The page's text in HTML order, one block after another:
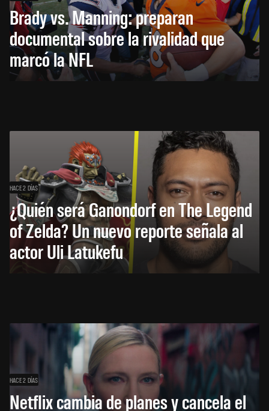
Brady vs. Manning: preparan
documental sobre la rivalidad que
marcó la NFL
HACE 2 DÍAS
¿Quién será Ganondorf en The Legend
of Zelda? Un nuevo reporte señala al
actor Uli Latukefu
HACE 2 DÍAS
Netflix cambia de planes y cancela el